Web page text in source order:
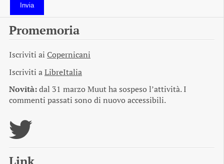
Invia
Promemoria
Iscriviti ai Copernicani
Iscriviti aLibreItalia
Novità:dal 31 marzo Muut ha sospeso l’attività. I
commenti passati sono di nuovo accessibili.